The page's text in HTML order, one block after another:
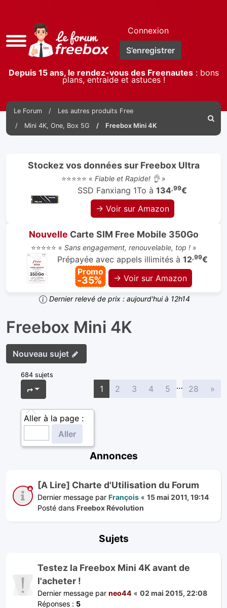
Accès
rapide
Connexion
S’enregistrer
Depuis 15 ans, le rendez-vous des Freenautes: bons
plans, entraide et astuces !
Le Forum
Les autres produits Free
Mini 4K, One, Box 5G
Freebox Mini 4K
Stockez vos données sur Freebox Ultra
⭐⭐⭐⭐⭐ « Fiable et Rapide! 👌»
SSD Fanxiang 1To à 134,99€
→ Voir sur Amazon
Nouvelle Carte SIM Free Mobile 350Go
⭐⭐⭐⭐⭐ « Sans engagement, renouvelable, top !»
Prépayée avec appels illimités à 12,99€
Promo
-35% → Voir sur Amazon
Dernier relevé de prix : aujourd'hui à 12h14
Freebox Mini 4K
Nouveau sujet
684 sujets
Page
Aller à la page :
1 2 3 4 5 … 28 »
Annonces
[A Lire] Charte d'Utilisation du Forum
Dernier message par François « 15 mai 2011, 19:14
Posté dans Freebox Révolution
Sujets
Testez la Freebox Mini 4K avant de
l'acheter !
Dernier message par neo44 « 02 mai 2015, 22:08
Réponses : 5